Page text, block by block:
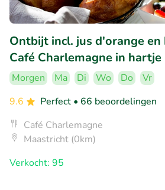
Ontbijt incl. jus d'orange
Café Charlemagne in
Morgen Ma Di Wo Do
Vr
9.6
Perfect • 66 beoordelingen
Café Charlemagne
Maastricht (0km)
Verkocht: 95